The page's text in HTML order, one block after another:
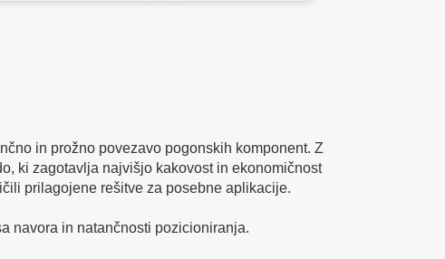
in prožno povezavo pogonskih komponent. Z
ki zagotavlja najvišjo kakovost in ekonomičnost
prilagojene rešitve za posebne aplikacije.
navora in natančnosti pozicioniranja.